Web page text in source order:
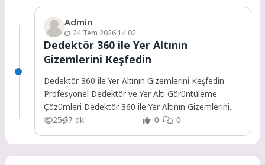
Admin
24 Tem 2026 14:02
Dedektör 360 ile Yer Altının
Gizemlerini Keşfedin
Dedektör 360 ile Yer Altının Gizemlerini Keşfedin:
Profesyonel Dedektör ve Yer Altı Görüntüleme
Çözümleri Dedektör 360 ile Yer Altının Gizemlerini...
25
7 dk. 0 0